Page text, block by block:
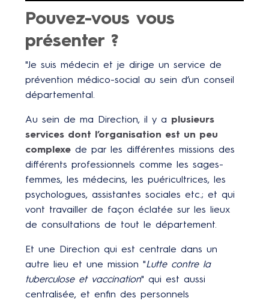
Pouvez-vous vous
présenter ?
"Je suis médecin et je dirige un service de
prévention médico-social au sein d’un conseil
départemental.
Au sein de ma Direction, il y a plusieurs
services dont l’organisation est un peu
complexe de par les différentes missions des
différents professionnels comme les sages-
femmes, les médecins, les puéricultrices, les
psychologues, assistantes sociales etc.; et qui
vont travailler de façon éclatée sur les lieux
de consultations de tout le département.
Et une Direction qui est centrale dans un
autre lieu et une mission "Lutte contre la
tuberculose et vaccination" qui est aussi
centralisée, et enfin des personnels